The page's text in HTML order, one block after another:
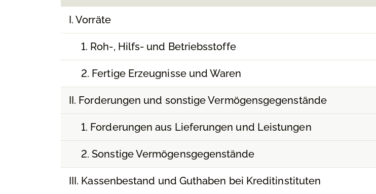
I. Vorräte
1. Roh-, Hilfs- und Betriebsstoffe
2. Fertige Erzeugnisse und Waren
II. Forderungen und sonstige Vermögensgegenstände
1. Forderungen aus Lieferungen und Leistungen
2. Sonstige Vermögensgegenstände
III. Kassenbestand und Guthaben bei Kreditinstituten